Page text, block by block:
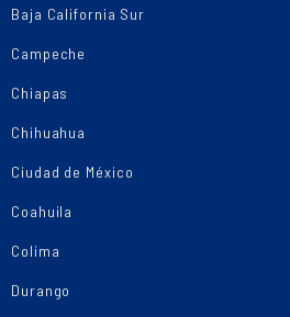
Baja California Sur
Campeche
Chiapas
Chihuahua
Ciudad de México
Coahuila
Colima
Durango